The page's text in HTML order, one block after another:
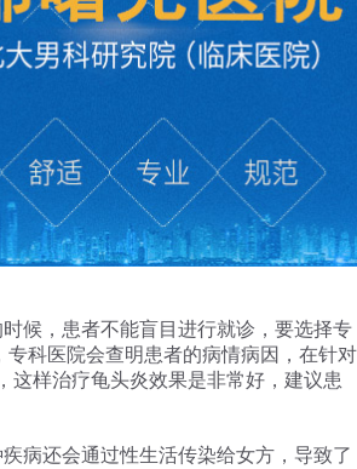
候，患者不能盲目进行就诊，要选择专
专科医院会查明患者的病情病因，在针对
这样治疗龟头炎效果是非常好，建议患
病还会通过性生活传染给女方，导致了